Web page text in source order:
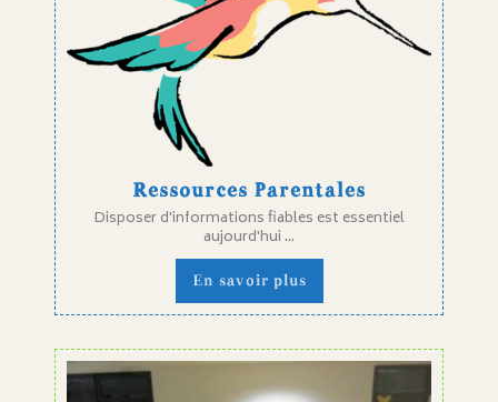
Ressources Parentales
Disposer d'informations fiables est essentiel
aujourd'hui ...
En savoir plus